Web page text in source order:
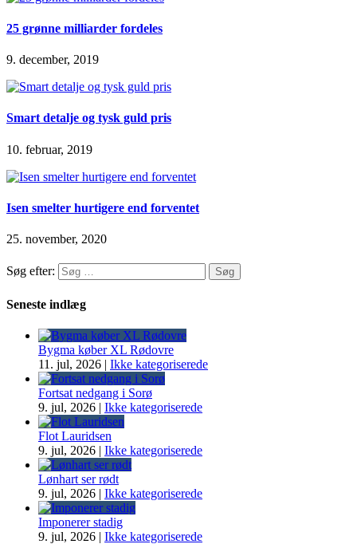
25 grønne milliarder fordeles
9. december, 2019
Smart detalje og tysk guld pris
10. februar, 2019
Isen smelter hurtigere end forventet
25. november, 2020
Søg efter:
Seneste indlæg
Bygma køber XL Rødovre
11. jul, 2026 | Ikke kategoriserede
Fortsat nedgang i Sorø
9. jul, 2026 | Ikke kategoriserede
Flot Lauridsen
9. jul, 2026 | Ikke kategoriserede
Lønhart ser rødt
9. jul, 2026 | Ikke kategoriserede
Imponerer stadig
9. jul, 2026 | Ikke kategoriserede